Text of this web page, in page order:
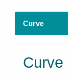
Curve
Curve